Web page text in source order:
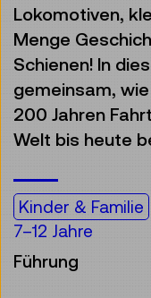
Lokomotiven,
Menge
Schienen! In
gemeinsam,
200 Jahren
Welt bis heute
Kinder & Familie
7–12 Jahre
Führung